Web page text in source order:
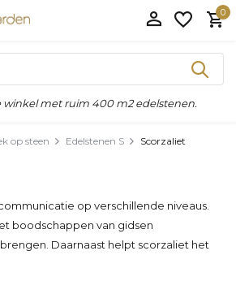
0
winkel met ruim 400 m2 edelstenen.
op steen Edelstenen S Scorzaliet
op verschillende niveaus.
boodschappen van gidsen
Daarnaast helpt scorzaliet het